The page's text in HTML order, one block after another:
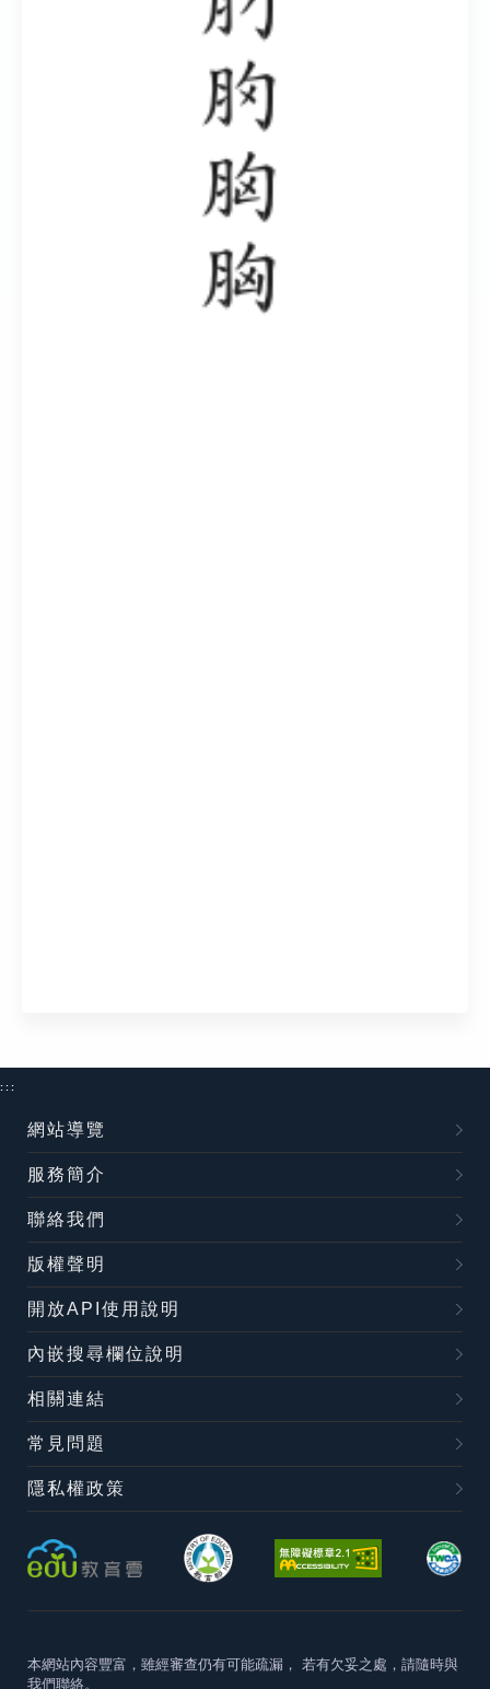
:::
網站導覽
服務簡介
聯絡我們
版權聲明
開放API使用說明
內嵌搜尋欄位說明
相關連結
常見問題
隱私權政策
本網站內容豐富，雖經審查仍有可能疏漏， 若有欠妥之處，請隨時與
我們聯絡。